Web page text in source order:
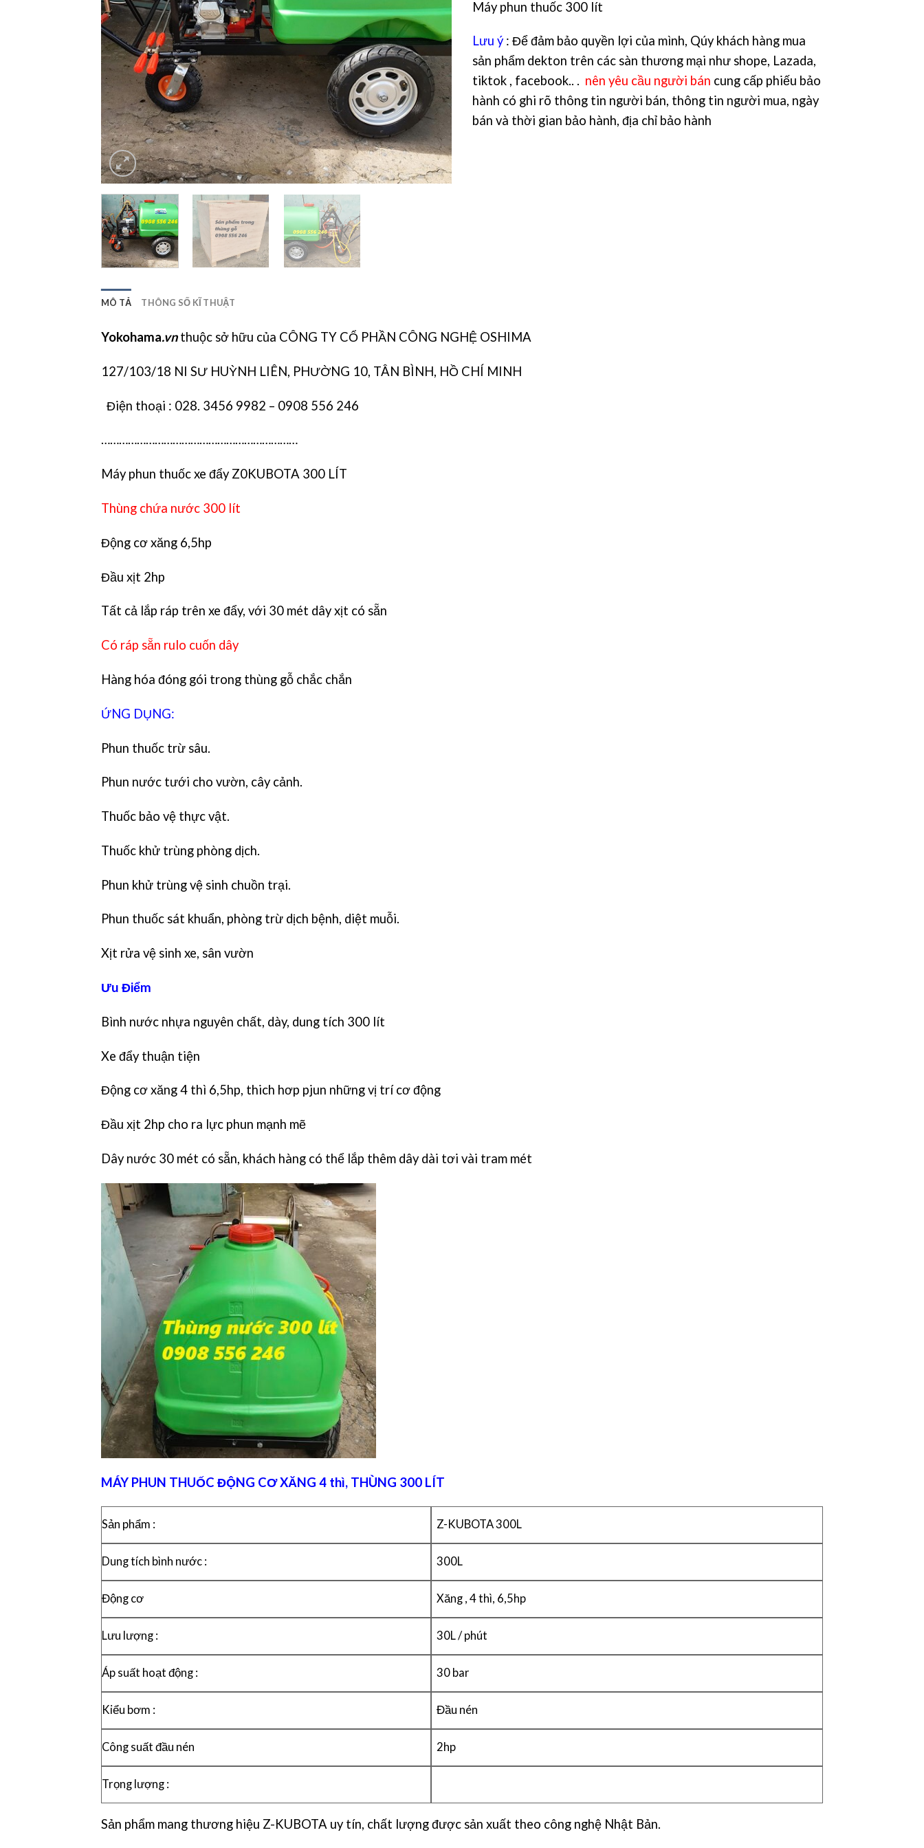
Máy phun thuốc 300 lít
Lưu ý : Để đảm bảo quyền lợi của mình, Qúy khách hàng mua
sản phẩm dekton trên các sàn thương mại như shope, Lazada,
tiktok , facebook.. . nên yêu cầu người bán cung cấp phiếu bảo
hành có ghi rõ thông tin người bán, thông tin người mua, ngày
bán và thời gian bảo hành, địa chỉ bảo hành
MÔ TẢ THÔNG SỐ KĨ THUẬT
Yokohama.vnthuộc sở hữu của CÔNG TY CỔ PHẦN CÔNG NGHỆ OSHIMA
127/103/18 NI SƯ HUỲNH LIÊN, PHƯỜNG 10, TÂN BÌNH, HỒ CHÍ MINH
Điện thoại : 028. 3456 9982 – 0908 556 246
…………………………………………………………
Máy phun thuốc xe đẩy Z0KUBOTA 300 LÍT
Thùng chứa nước 300 lít
Động cơ xăng 6,5hp
Đầu xịt 2hp
Tất cả lắp ráp trên xe đẩy, với 30 mét dây xịt có sẵn
Có ráp sẵn rulo cuốn dây
Hàng hóa đóng gói trong thùng gỗ chắc chắn
ỨNG DỤNG:
Phun thuốc trừ sâu.
Phun nước tưới cho vườn, cây cảnh.
Thuốc bảo vệ thực vật.
Thuốc khử trùng phòng dịch.
Phun khử trùng vệ sinh chuồn trại.
Phun thuốc sát khuẩn, phòng trừ dịch bệnh, diệt muỗi.
Xịt rửa vệ sinh xe, sân vườn
Ưu Điểm
Bình nước nhựa nguyên chất, dày, dung tích 300 lít
Xe đẩy thuận tiện
Động cơ xăng 4 thì 6,5hp, thich hơp pjun những vị trí cơ động
Đầu xịt 2hp cho ra lực phun mạnh mẽ
Dây nước 30 mét có sẵn, khách hàng có thể lắp thêm dây dài tơi vài tram mét
MÁY PHUN THUỐC ĐỘNG CƠ XĂNG 4 thì, THÙNG 300 LÍT
Sản phẩm : Z-KUBOTA 300L
Dung tích bình nước : 300L
Động cơ Xăng , 4 thì, 6,5hp
Lưu lượng : 30L / phút
Áp suất hoạt động : 30 bar
Kiểu bơm : Đầu nén
Công suất đầu nén 2hp
Trọng lượng :
Sản phẩm mang thương hiệu Z-KUBOTA uy tín, chất lượng được sản xuất theo công nghệ Nhật Bản.